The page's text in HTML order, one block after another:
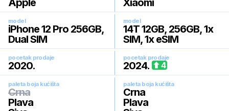
Apple Xiaomi
model
iPhone 12 Pro 256GB,
Dual SIM
model
14T 12GB, 256GB, 1x
SIM, 1x eSIM
pocetak prodaje
2020.
pocetak prodaje
2024. 4
paleta boja kućišta
Crna
Plava
paleta boja kućišta
Crna
Plava